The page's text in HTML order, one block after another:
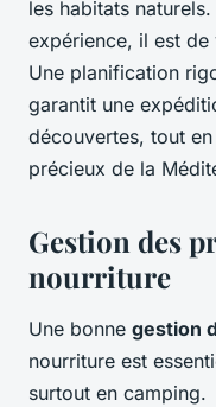
les habitats
expérience, il est
Une planification
garantit une
découvertes, tout
précieux de la
Gestion des
nourriture
Une bonne gestion
nourriture est
surtout en camping.